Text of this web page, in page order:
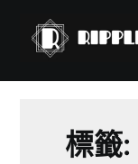
content
標籤: